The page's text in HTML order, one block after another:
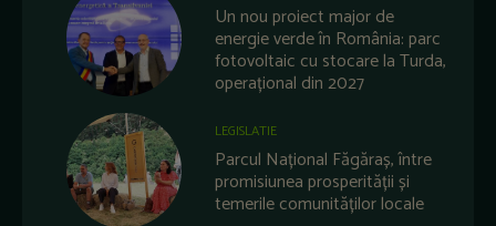
Un nou proiect major de
energie verde în România: parc
fotovoltaic cu stocare la Turda,
operațional din 2027
LEGISLATIE
Parcul Național Făgăraș, între
promisiunea prosperității și
temerile comunităților locale